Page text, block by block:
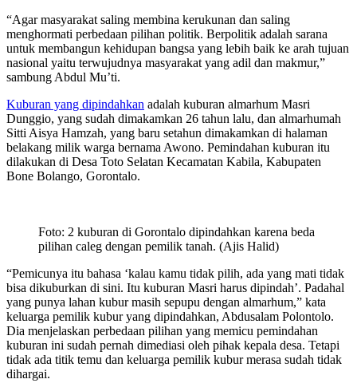
“Agar masyarakat saling membina kerukunan dan saling
menghormati perbedaan pilihan politik. Berpolitik adalah sarana
untuk membangun kehidupan bangsa yang lebih baik ke arah tujuan
nasional yaitu terwujudnya masyarakat yang adil dan makmur,”
sambung Abdul Mu’ti.
Kuburan yang dipindahkan adalah kuburan almarhum Masri
Dunggio, yang sudah dimakamkan 26 tahun lalu, dan almarhumah
Sitti Aisya Hamzah, yang baru setahun dimakamkan di halaman
belakang milik warga bernama Awono. Pemindahan kuburan itu
dilakukan di Desa Toto Selatan Kecamatan Kabila, Kabupaten
Bone Bolango, Gorontalo.
Foto: 2 kuburan di Gorontalo dipindahkan karena beda
pilihan caleg dengan pemilik tanah. (Ajis Halid)
“Pemicunya itu bahasa ‘kalau kamu tidak pilih, ada yang mati tidak
bisa dikuburkan di sini. Itu kuburan Masri harus dipindah’. Padahal
yang punya lahan kubur masih sepupu dengan almarhum,” kata
keluarga pemilik kubur yang dipindahkan, Abdusalam Polontolo.
Dia menjelaskan perbedaan pilihan yang memicu pemindahan
kuburan ini sudah pernah dimediasi oleh pihak kepala desa. Tetapi
tidak ada titik temu dan keluarga pemilik kubur merasa sudah tidak
dihargai.